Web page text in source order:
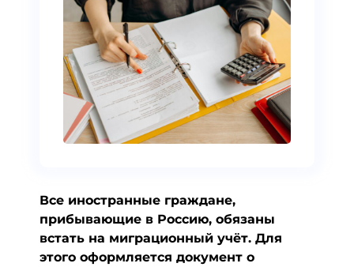
Все иностранные граждане,
прибывающие в Россию, обязаны
встать на миграционный учёт. Для
этого оформляется документ о